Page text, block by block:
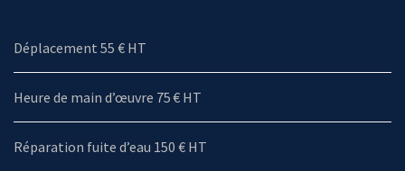
Déplacement 55 € HT
Heure de main d’œuvre 75 € HT
Réparation fuite d’eau 150 € HT